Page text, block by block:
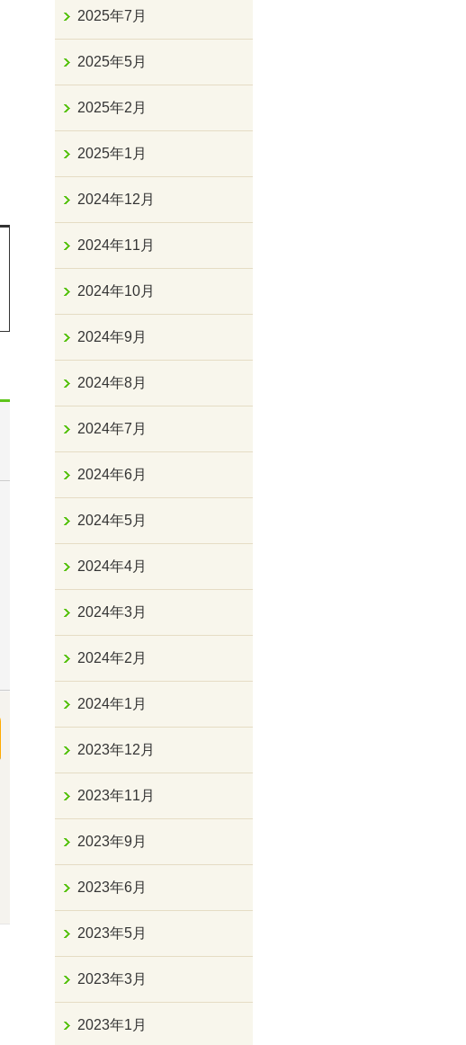
2025年7月
2025年5月
2025年2月
2025年1月
2024年12月
2024年11月
2024年10月
2024年9月
2024年8月
2024年7月
2024年6月
2024年5月
2024年4月
2024年3月
2024年2月
2024年1月
2023年12月
2023年11月
2023年9月
2023年6月
2023年5月
2023年3月
2023年1月